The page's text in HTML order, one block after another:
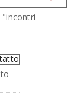
"incontri